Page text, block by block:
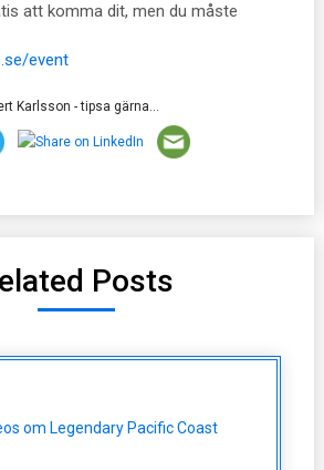
att komma dit, men du måste
event
Karlsson - tipsa gärna...
Posts
om Legendary Pacific Coast